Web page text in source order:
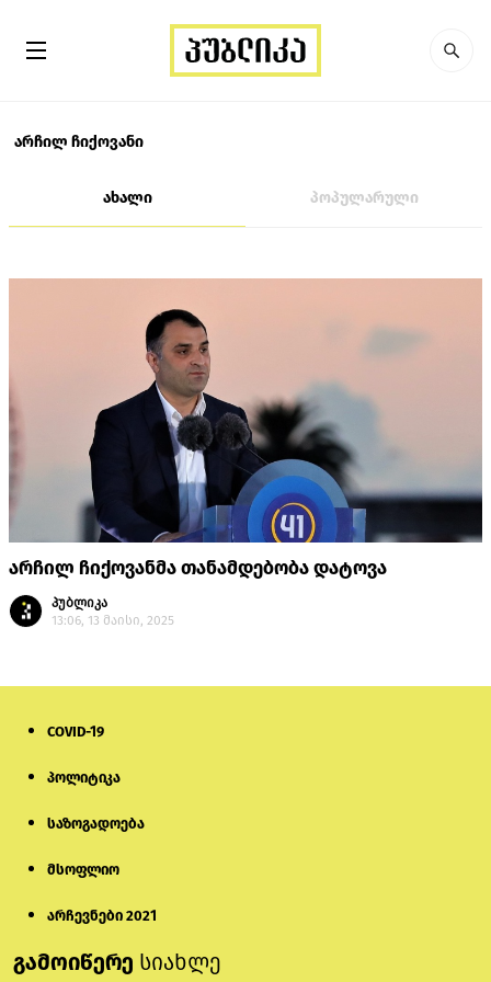
არჩილ ჩიქოვანი
ახალი პოპულარული
არჩილ ჩიქოვანმა თანამდებობა დატოვა
პუბლიკა
13:06, 13 მაისი, 2025
COVID-19
პოლიტიკა
საზოგადოება
მსოფლიო
არჩევნები 2021
გამოიწერე სიახლე